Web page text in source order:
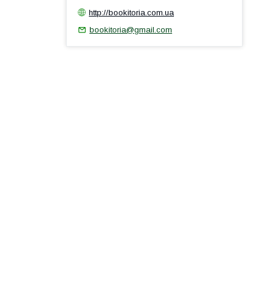
http://bookitoria.com.ua
bookitoria@gmail.com